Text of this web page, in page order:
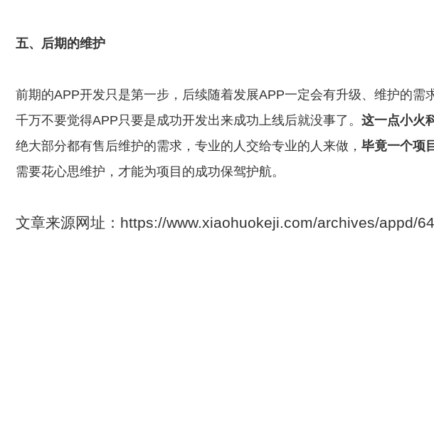
五、后期的维护
前期的APP开发只是第一步，后续随着发展APP一定会有升级、维护的需
千万不要觉得APP只要是成功开发出来成功上线后就没事了。 这一点小火
绝大部分都有售后维护的需求，专业的人交给专业的人来做， 毕竟一个项
需要花心思维护，才能为项目的成功保驾护航。
文章来源网址：https://www.xiaohuokeji.com/archives/appd/